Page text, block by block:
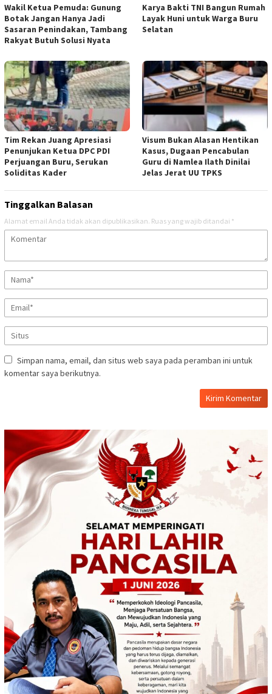
Wakil Ketua Pemuda: Gunung
Botak Jangan Hanya Jadi
Sasaran Penindakan, Tambang
Rakyat Butuh Solusi Nyata
Karya Bakti TNI Bangun Rumah
Layak Huni untuk Warga Buru
Selatan
Tim Rekan Juang Apresiasi
Penunjukan Ketua DPC PDI
Perjuangan Buru, Serukan
Soliditas Kader
Visum Bukan Alasan Hentikan
Kasus, Dugaan Pencabulan
Guru di Namlea Ilath Dinilai
Jelas Jerat UU TPKS
Tinggalkan Balasan
Alamat email Anda tidak akan dipublikasikan. Ruas yang wajib ditandai *
Simpan nama, email, dan situs web saya pada peramban ini untuk
komentar saya berikutnya.